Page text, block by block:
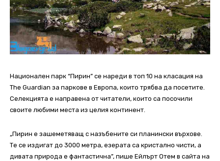
Национален парк “Пирин” се нареди в топ 10 на класация на
The Guardian за паркове в Европа, които трябва да посетите.
Селекцията е направена от читатели, които са посочили
своите любими места из целия континент.
„Пирин е зашеметяващ с назъбените си планински върхове.
Те се издигат до 3000 метра, езерата са кристално чисти, а
дивата природа е фантастична”, пише Ейлърт Отем в сайта на